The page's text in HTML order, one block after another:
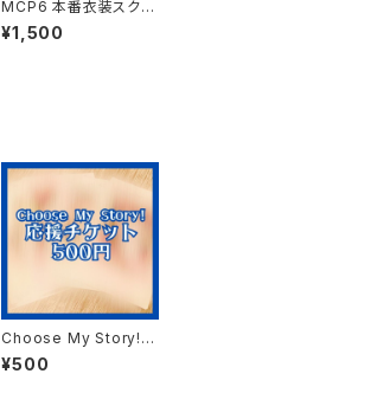
MCP6 本番衣装スクエ
アチェキ
¥1,500
Choose My Story!応
援チケット(500円)
¥500